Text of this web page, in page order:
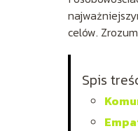
celów.
Spis